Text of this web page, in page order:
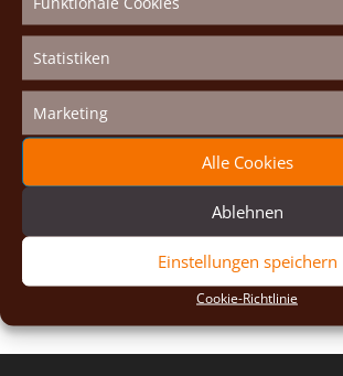
Statistiken
Marketing
Alle Cookies
Ablehnen
Einstellungen speichern
Cookie-Richtlinie
2026(2)
2025(7)
2024(5)
2023(13)
2022(9)
2020(2)